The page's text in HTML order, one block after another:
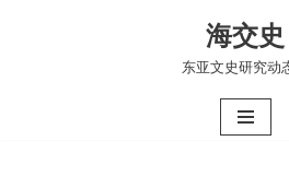
海交史
东亚文史研究动